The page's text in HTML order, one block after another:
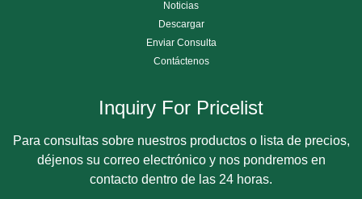
Noticias
Descargar
Enviar Consulta
Contáctenos
Inquiry For Pricelist
Para consultas sobre nuestros productos o lista de precios,
déjenos su correo electrónico y nos pondremos en
contacto dentro de las 24 horas.